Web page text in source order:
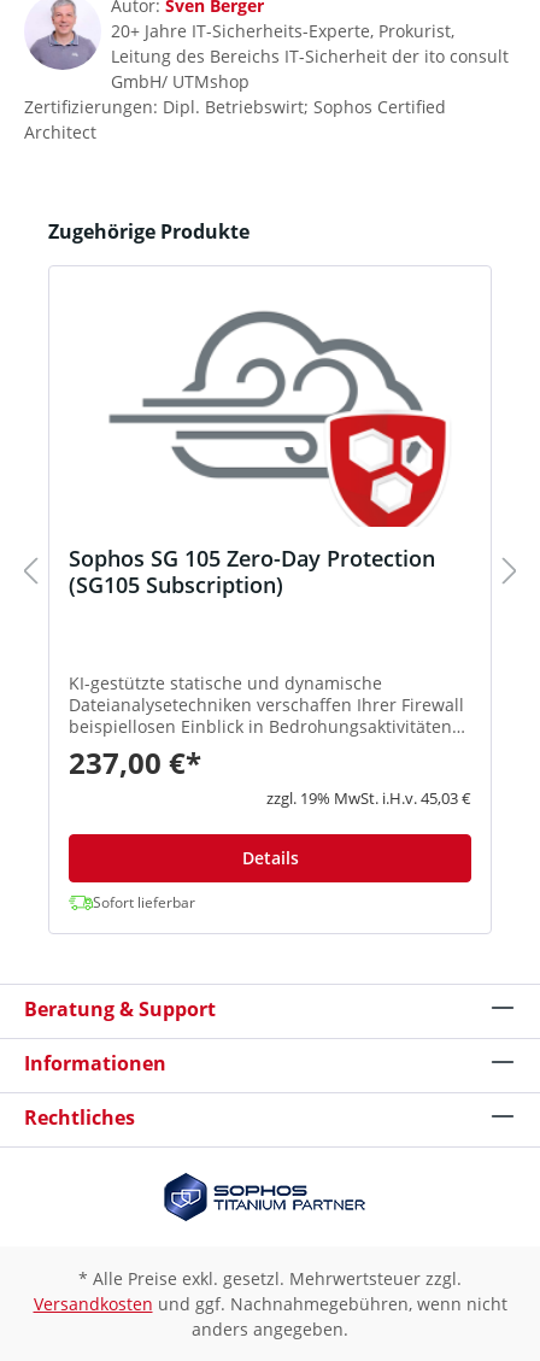
Autor: Sven Berger
20+ Jahre IT-Sicherheits-Experte, Prokurist,
Leitung des Bereichs IT-Sicherheit der ito consult
GmbH/ UTMshop
Zertifizierungen: Dipl. Betriebswirt; Sophos Certified
Architect
Produktgalerie überspringen
Zugehörige Produkte
Sophos SG 105 Zero-Day Protection
(SG105 Subscription)
KI-gestützte statische und dynamische
Dateianalysetechniken verschaffen Ihrer Firewall
beispiellosen Einblick in Bedrohungsaktivitäten
und identifizieren und blockieren so effektiv
Ransomware sowie andere bekannte und
unbekannte Bedrohungen. Mit dem Know-how
der SophosLabs Die Subscription „Zero-Day
Protection“ nutzt das Know- how der
branchenführenden SophosLabs und beinhaltet
eine vollständige cloudbasierte Threat-
Intelligence- und Bedrohungsanalyse-Plattform.
Zusammenfassungen für einzelne Dateien zur
Verfügung gestellt. Über mehrere Analyse-
potenzielle Bedrohungen, reduzieren
Unwägbarkeiten und leiten Maßnahmen und
Intelligence-Reports für die am häufigsten
verwendeten Dateitypen ab. Statische
globaler Reputation, Deep File Scanning und
mehr können Sie Bedrohungen schnell
identifizieren, ohne die Dateien in Echtzeit
Führen Sie eine Datei in einer sicheren
cloudbasierten Sandbox aus und beobachten Sie
deren Verhalten und Absicht. Screenshots liefern
einen detaillierteren Einblick in wichtige
237,00 €*
zzgl. 19% MwSt. i.H.v. 45,03 €
Details
Sofort lieferbar
Beratung & Support
Informationen
Rechtliches
* Alle Preise exkl. gesetzl. Mehrwertsteuer zzgl.
Versandkosten und ggf. Nachnahmegebühren, wenn nicht
anders angegeben.